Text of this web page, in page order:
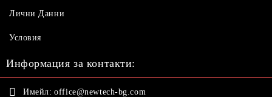
Лични Данни
Условия
Информация за контакти:
Имейл: office@newtech-bg.com